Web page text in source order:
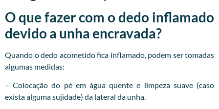
O que fazer com o dedo inflamado
devido a unha encravada?
Quando o dedo acometido fica inflamado, podem ser tomadas
algumas medidas:
– Colocação do pé em água quente e limpeza suave (caso
exista alguma sujidade) da lateral da unha.